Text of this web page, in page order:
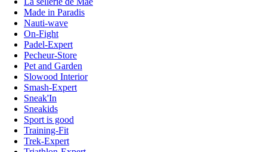
Made in Paradis
Nauti-wave
On-Fight
Padel-Expert
Pecheur-Store
Pet and Garden
Slowood Interior
Smash-Expert
Sneak'In
Sneakids
Sport is good
Training-Fit
Trek-Expert